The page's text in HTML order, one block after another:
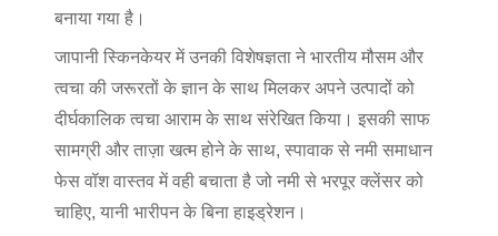
बनाया गया है।
जापानी स्किनकेयर में उनकी विशेषज्ञता ने भारतीय मौसम और
त्वचा की जरूरतों के ज्ञान के साथ मिलकर अपने उत्पादों को
दीर्घकालिक त्वचा आराम के साथ संरेखित किया। इसकी साफ
सामग्री और ताज़ा खत्म होने के साथ, स्पावाक से नमी समाधान
फेस वॉश वास्तव में वही बचाता है जो नमी से भरपूर क्लेंसर को
चाहिए, यानी भारीपन के बिना हाइड्रेशन।